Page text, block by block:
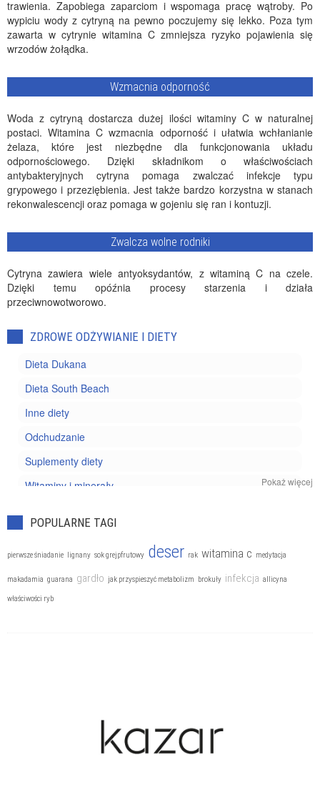
trawienia. Zapobiega zaparciom i wspomaga pracę wątroby. Po
wypiciu wody z cytryną na pewno poczujemy się lekko. Poza tym
zawarta w cytrynie witamina C zmniejsza ryzyko pojawienia się
wrzodów żołądka.
Wzmacnia odporność
Woda z cytryną dostarcza dużej ilości witaminy C w naturalnej
postaci. Witamina C wzmacnia odporność i ułatwia wchłanianie
żelaza, które jest niezbędne dla funkcjonowania układu
odpornościowego. Dzięki składnikom o właściwościach
antybakteryjnych cytryna pomaga zwalczać infekcje typu
grypowego i przeziębienia. Jest także bardzo korzystna w stanach
rekonwalescencji oraz pomaga w gojeniu się ran i kontuzji.
Zwalcza wolne rodniki
Cytryna zawiera wiele antyoksydantów, z witaminą C na czele.
Dzięki temu opóźnia procesy starzenia i działa
przeciwnowotworowo.
ZDROWE ODŻYWIANIE I DIETY
Dieta Dukana
Dieta South Beach
Inne diety
Odchudzanie
Suplementy diety
Witaminy i minerały
Pokaż więcej
POPULARNE TAGI
pierwsze śniadanie lignany sok grejpfrutowy deser rak witamina c medytacja
makadamia guarana gardło jak przyspieszyć metabolizm brokuły infekcja allicyna
właściwości ryb